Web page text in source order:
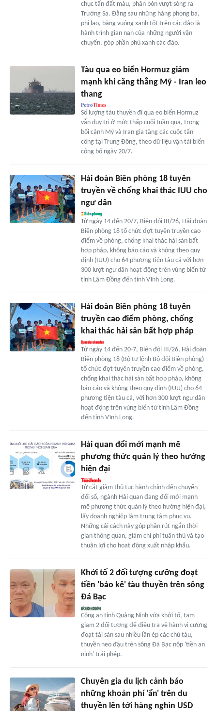
chục tấn đất màu, phân bón vượt sóng ra
Trường Sa. Đằng sau những hàng phong ba,
phi lao, bàng vuông xanh tốt trên các đảo là
hành trình gian nan của những người vận
chuyển, góp phần phủ xanh các đảo.
Tàu qua eo biển Hormuz giảm
mạnh khi căng thẳng Mỹ - Iran leo
thang
Số lượng tàu thuyền đi qua eo biển Hormuz
vẫn duy trì ở mức thấp cuối tuần qua, trong
bối cảnh Mỹ và Iran gia tăng các cuộc tấn
công tại Trung Đông, theo dữ liệu vận tải biển
công bố ngày 20/7.
Hải đoàn Biên phòng 18 tuyên
truyền về chống khai thác IUU cho
ngư dân
Từ ngày 14 đến 20/7, Biên đội III/26, Hải đoàn
Biên phòng 18 tổ chức đợt tuyên truyền cao
điểm về phòng, chống khai thác hải sản bất
hợp pháp, không báo cáo và không theo quy
định (IUU) cho 64 phương tiện tàu cá với hơn
300 lượt ngư dân hoạt động trên vùng biển từ
tỉnh Lâm Đồng đến tỉnh Vĩnh Long.
Hải đoàn Biên phòng 18 tuyên
truyền cao điểm phòng, chống
khai thác hải sản bất hợp pháp
Từ ngày 14 đến 20-7, Biên đội III/26, Hải đoàn
Biên phòng 18 (Bộ tư lệnh Bộ đội Biên phòng)
tổ chức đợt tuyên truyền cao điểm về phòng,
chống khai thác hải sản bất hợp pháp, không
báo cáo và không theo quy định (IUU) cho 64
phương tiện tàu cá, với hơn 300 lượt ngư dân
hoạt động trên vùng biển từ tỉnh Lâm Đồng
đến tỉnh Vĩnh Long.
Hải quan đổi mới mạnh mẽ
phương thức quản lý theo hướng
hiện đại
Từ cắt giảm thủ tục hành chính đến chuyển
đổi số, ngành Hải quan đang đổi mới mạnh
mẽ phương thức quản lý theo hướng hiện đại,
lấy doanh nghiệp làm trung tâm phục vụ.
Những cải cách này góp phần rút ngắn thời
gian thông quan, giảm chi phí tuân thủ và tạo
thuận lợi cho hoạt động xuất nhập khẩu.
Khởi tố 2 đối tượng cưỡng đoạt
tiền 'bảo kê' tàu thuyền trên sông
Đá Bạc
Công an tỉnh Quảng Ninh vừa khởi tố, tạm
giam 2 đối tượng để điều tra về hành vi cưỡng
đoạt tài sản sau nhiều lần ép các chủ tàu,
thuyền neo đậu trên sông Đá Bạc nộp 'tiền an
ninh' trái phép.
Chuyên gia du lịch cảnh báo
những khoản phí 'ẩn' trên du
thuyền lên tới hàng nghìn USD